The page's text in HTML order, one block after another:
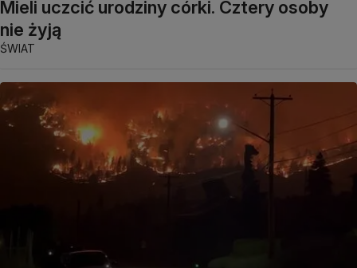
Mieli uczcić urodziny córki. Cztery osoby
nie żyją
ŚWIAT